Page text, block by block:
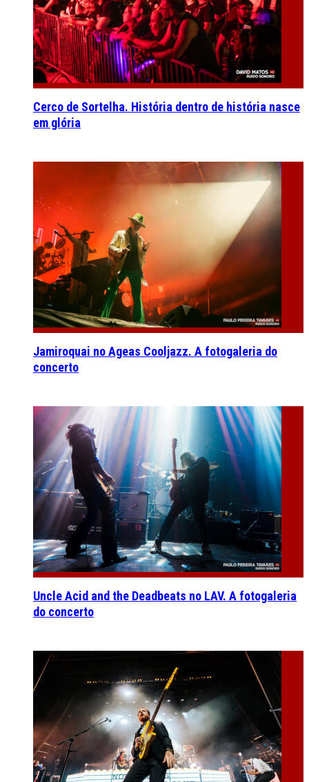
Cerco de Sortelha. História dentro de história nasce
em glória
Jamiroquai no Ageas Cooljazz. A fotogaleria do
concerto
Uncle Acid and the Deadbeats no LAV. A fotogaleria
do concerto